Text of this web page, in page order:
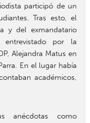
participó de un
Tras esto, el
y del exmandatario
entrevistado por la
Alejandra Matus en
En el lugar había
académicos,
anécdotas como